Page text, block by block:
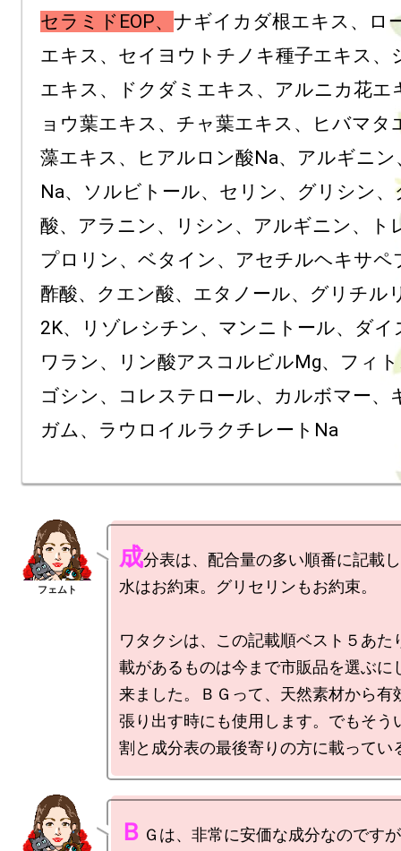
セラミドEOP、 ナギイカダ根エキス、ロ
エキス、セイヨウトチノキ種子エキス、
エキス、ドクダミエキス、アルニカ花エ
ョウ葉エキス、チャ葉エキス、ヒバマタ
藻エキス、ヒアルロン酸Na、アルギニン
Na、ソルビトール、セリン、グリシン
酸、アラニン、リシン、アルギニン、ト
プロリン、ベタイン、アセチルヘキサペ
酢酸、クエン酸、エタノール、グリチル
2K、リゾレシチン、マンニトール、ダイ
ワラン、リン酸アスコルビルMg、フィ
ゴシン、コレステロール、カルボマー、
成分表は、配合量の多い順番に記載
水はお約束。グリセリンもお約束。
ワタクシは、この記載順ベスト５あた
載があるものは今まで市販品を選ぶに
来ました。ＢＧって、天然素材から有
張り出す時にも使用します。でもそう
Ｂ Ｇは、非常に安価な成分なのです